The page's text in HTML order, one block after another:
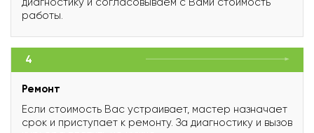
работы.
4
Ремонт
Если стоимость Вас устраивает, мастер назначает
срок и приступает к ремонту. За диагностику и вызов